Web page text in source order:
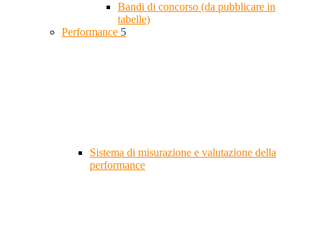
Bandi di concorso (da pubblicare in
tabelle)
Performance 5
Sistema di misurazione e valutazione della
performance